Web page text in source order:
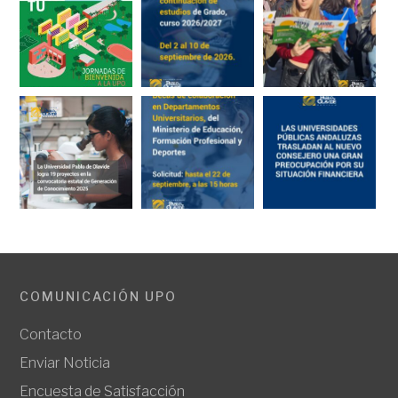
COMUNICACIÓN UPO
Contacto
Enviar Noticia
Encuesta de Satisfacción